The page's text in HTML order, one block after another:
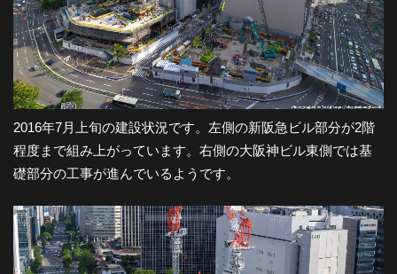
2016年7月上旬の建設状況です。左側の新阪急ビル部分が2階
程度まで組み上がっています。右側の大阪神ビル東側では基
礎部分の工事が進んでいるようです。